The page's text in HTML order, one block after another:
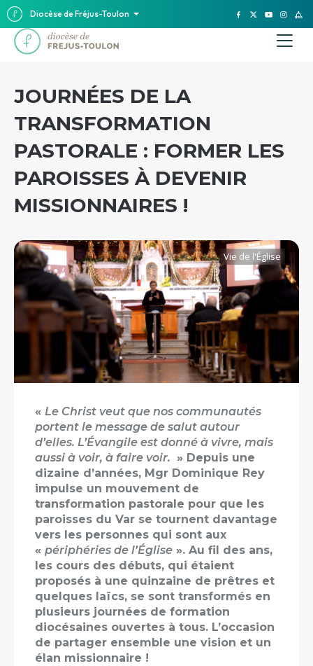
Diocèse de Fréjus-Toulon
JOURNÉES DE LA
TRANSFORMATION
PASTORALE : FORMER LES
PAROISSES À DEVENIR
MISSIONNAIRES !
Vie de l'Église
« Le Christ veut que nos communautés
portent le message de salut autour
d’elles. L’Évangile est donné à vivre, mais
aussi à voir, à faire voir. » Depuis une
dizaine d’années, Mgr Dominique Rey
impulse un mouvement de
transformation pastorale pour que les
paroisses du Var se tournent davantage
vers les personnes qui sont aux
« périphéries de l’Église ». Au fil des ans,
les cours des débuts, qui étaient
proposés à une quinzaine de prêtres et
quelques laïcs, se sont transformés en
plusieurs journées de formation
diocésaines ouvertes à tous. L’occasion
de partager ensemble une vision et un
élan missionnaire !